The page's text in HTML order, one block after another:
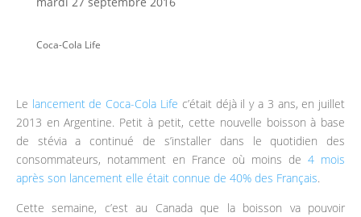
Coca-Cola Life
Le lancement de Coca-Cola Life c’était déjà il y a 3 ans, en juillet
2013 en Argentine. Petit à petit, cette nouvelle boisson à base
de stévia a continué de s’installer dans le quotidien des
consommateurs, notamment en France où moins de4 mois
après son lancement elle était connue de 40% des Français.
Cette semaine, c’est au Canada que la boisson va pouvoir